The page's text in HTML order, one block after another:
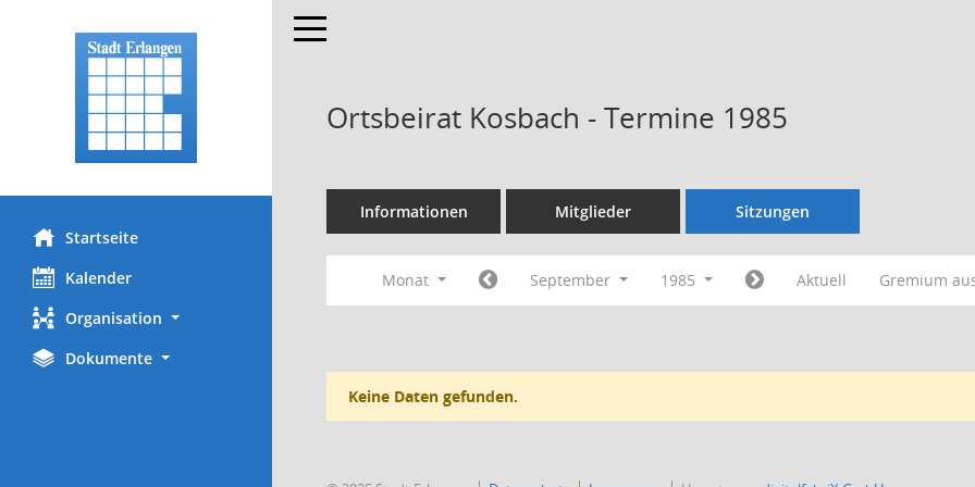
Startseite
Kalender
Organisation
Dokumente
Toggle navigation
Ortsbeirat Kosbach - Termine 1985
Informationen Mitglieder Sitzungen
Monat September 1985 Aktuell Gremium
Keine Daten gefunden.